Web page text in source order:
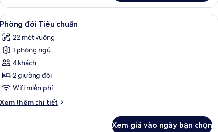
Phòng
đôi
Deluxe
Xem
tất
cả
ảnh
Phòng
đôi
Tiêu
Phòng đôi Tiêu chuẩn | Truy cập
50
Phòng đôi Tiêu chuẩn
22 mét vuông
1 phòng ngủ
4 khách
2 giường đôi
Wifi miễn phí
Xem thêm chi tiết
Chi
Xem giá vào ngày bạn chọn